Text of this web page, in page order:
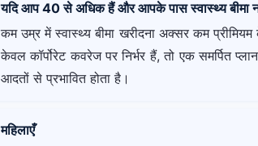
यदि आप 40 से अधिक हैं और आपके पास स्वास्थ्य बीमा
कम उम्र में स्वास्थ्य बीमा खरीदना अक्सर कम
केवल कॉर्पोरेट कवरेज पर निर्भर हैं, तो एक समर्पित
आदतों से प्रभावित होता है।
महिलाएँ